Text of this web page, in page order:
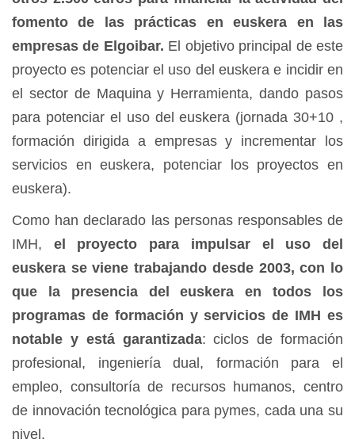
fomento de las prácticas en euskera en las
empresas de Elgoibar. El objetivo principal de este
proyecto es potenciar el uso del euskera e incidir en
el sector de Maquina y Herramienta, dando pasos
para potenciar el uso del euskera (jornada 30+10 ,
formación dirigida a empresas y incrementar los
servicios en euskera, potenciar los proyectos en
euskera).
Como han declarado las personas responsables de
IMH, el proyecto para impulsar el uso del
euskera se viene trabajando desde 2003, con lo
que
la presencia del euskera en todos los
programas de formación y servicios de IMH es
notable y está garantizada: ciclos de formación
profesional, ingeniería dual, formación para el
empleo, consultoría de recursos humanos, centro
de innovación tecnológica para pymes, cada una su
nivel.